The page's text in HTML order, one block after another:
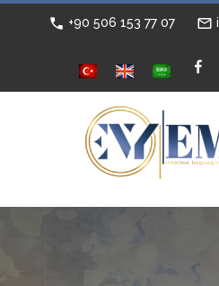
+90 506 153 77 07